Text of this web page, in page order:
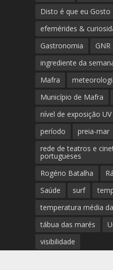
Disto é que eu Gosto
efemérides &
Gastronomia
GNR
ingrediente da
Mafra
Município de Mafra
nível de exposição UV
período
preia-mar
rede de teatros e
portugueses
Rogério Batalha
Saúde
surf
temperatura média
tábua das marés
visibilidade